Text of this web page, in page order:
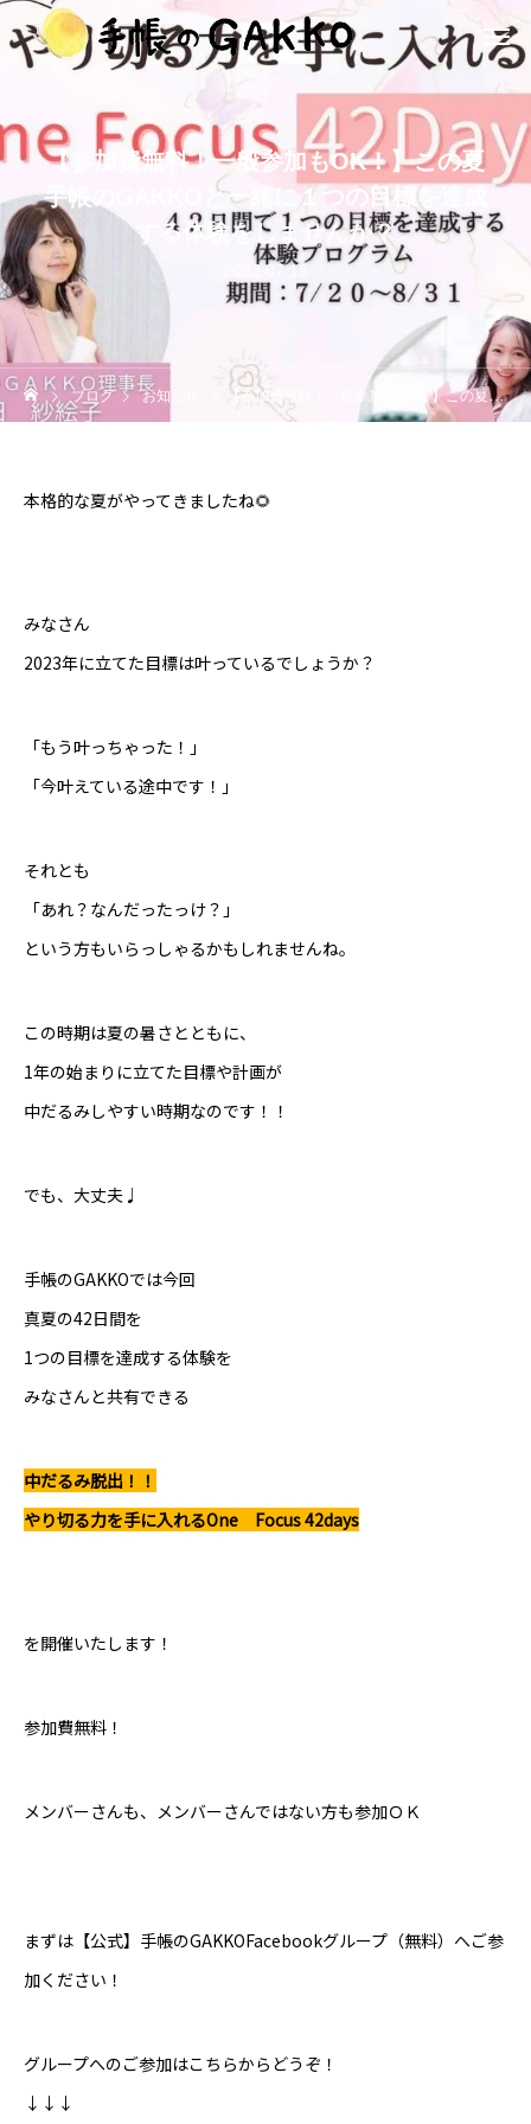
【参加費無料！一般参加もOK！】この夏
手帳のGAKKOと一緒に１つの目標を達成
する体験をしませんか？
2023.07.13
ブログ お知らせ 【参加費無料！一般参加もOK！】この夏手帳のGAKKOと一緒に１つの目標を達成する体験をしませんか？
本格的な夏がやってきましたね🌻
みなさん
2023年に立てた目標は叶っているでしょうか？
「もう叶っちゃった！」
「今叶えている途中です！」
それとも
「あれ？なんだったっけ？」
という方もいらっしゃるかもしれませんね。
この時期は夏の暑さとともに、
1年の始まりに立てた目標や計画が
中だるみしやすい時期なのです！！
でも、大丈夫♩
手帳のGAKKOでは今回
真夏の42日間を
1つの目標を達成する体験を
みなさんと共有できる
中だるみ脱出！！
やり切る力を手に入れるOne Focus 42days
を開催いたします！
参加費無料！
メンバーさんも、メンバーさんではない方も参加ＯＫ
まずは【公式】手帳のGAKKOFacebookグループ（無料）へご参
加ください！
グループへのご参加はこちらからどうぞ！
↓↓↓